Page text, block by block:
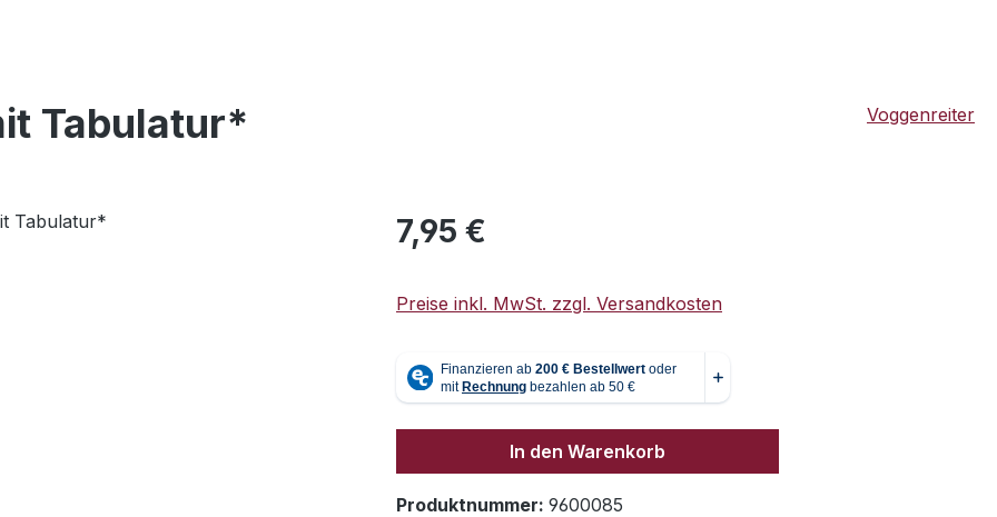
Tabulatur* Voggenreiter
Regulärer Preis:
7,95 €
Preise inkl. MwSt. zzgl. Versandkosten
In den Warenkorb
Produktnummer: 9600085